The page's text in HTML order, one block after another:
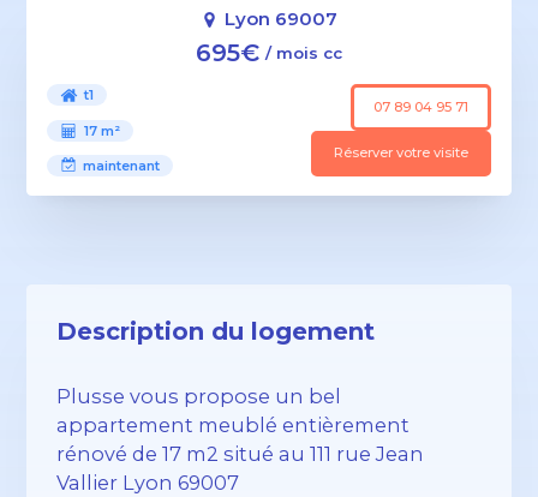
Lyon 69007
695€ / mois cc
t1
17 m²
maintenant
07 89 04 95 71
Réserver votre visite
Description du logement
Plusse vous propose un bel
appartement meublé entièrement
rénové de 17 m2 situé au 111 rue Jean
Vallier Lyon 69007